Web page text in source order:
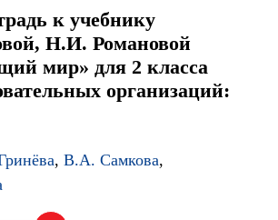
к учебнику
Н.И. Романовой
мир» для 2 класса
организаций:
, В.А. Самкова,